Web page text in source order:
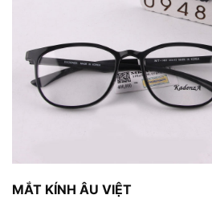
MẮT KÍNH ÂU VIỆT